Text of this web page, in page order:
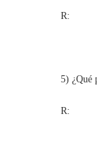
R:
5) ¿Qué
R: